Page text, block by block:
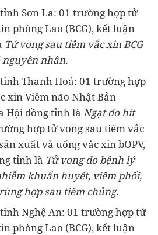
Sơn La: 01 trường hợp tử
phòng Lao (BCG), kết luận
Tử vong sau tiêm vắc xin BCG
nhân.
Thanh Hoá: 01 trường hợp
xin Viêm não Nhật Bản
Hội đồng tỉnh là Ngạt do hít
hợp tử vong sau tiêm vắc
xuất và uống vắc xin bOPV,
tỉnh là Tử vong do bệnh lý
khuẩn huyết, viêm phổi,
hợp sau tiêm chủng.
Nghệ An: 01 trường hợp tử
phòng Lao (BCG), kết luận